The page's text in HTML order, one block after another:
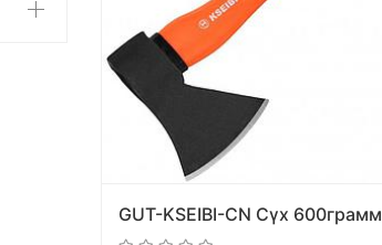
GUT-KSEIBI-CN Сүх 600грамм